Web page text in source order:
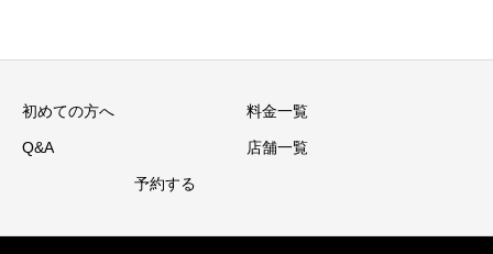
初めての方へ 料金一覧
Q&A 店舗一覧
予約する